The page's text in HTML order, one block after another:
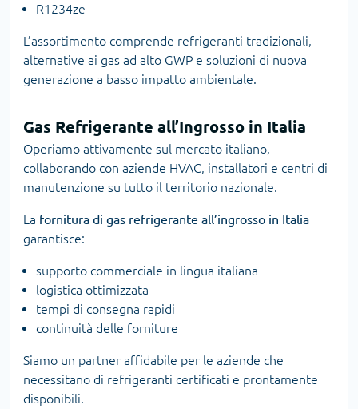
R1234ze
L’assortimento comprende refrigeranti tradizionali,
alternative ai gas ad alto GWP e soluzioni di nuova
generazione a basso impatto ambientale.
Gas Refrigerante all’Ingrosso in Italia
Operiamo attivamente sul mercato italiano,
collaborando con aziende HVAC, installatori e centri di
manutenzione su tutto il territorio nazionale.
La fornitura di gas refrigerante all’ingrosso in Italia
garantisce:
supporto commerciale in lingua italiana
logistica ottimizzata
tempi di consegna rapidi
continuità delle forniture
Siamo un partner affidabile per le aziende che
necessitano di refrigeranti certificati e prontamente
disponibili.